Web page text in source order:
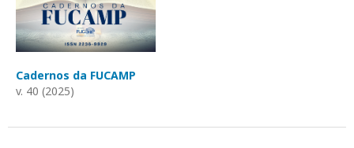
Cadernos da FUCAMP
v. 40 (2025)